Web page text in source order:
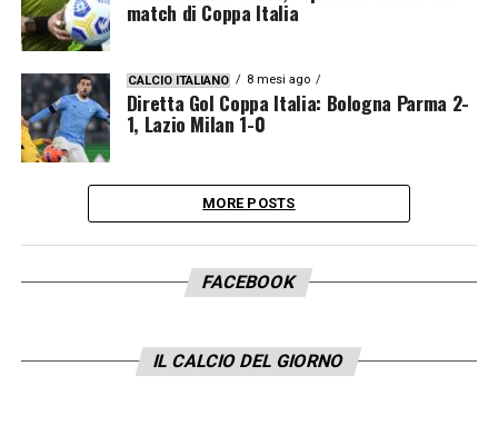
match di Coppa Italia
CALCIO ITALIANO 8 mesi ago
Diretta Gol Coppa Italia: Bologna Parma 2-
1, Lazio Milan 1-0
MORE POSTS
FACEBOOK
IL CALCIO DEL GIORNO